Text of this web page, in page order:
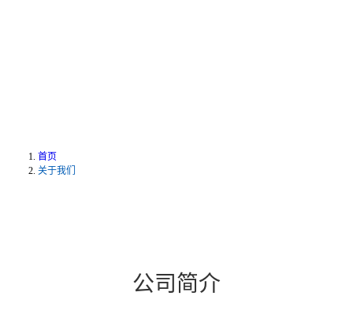
首页
关于我们
公司简介